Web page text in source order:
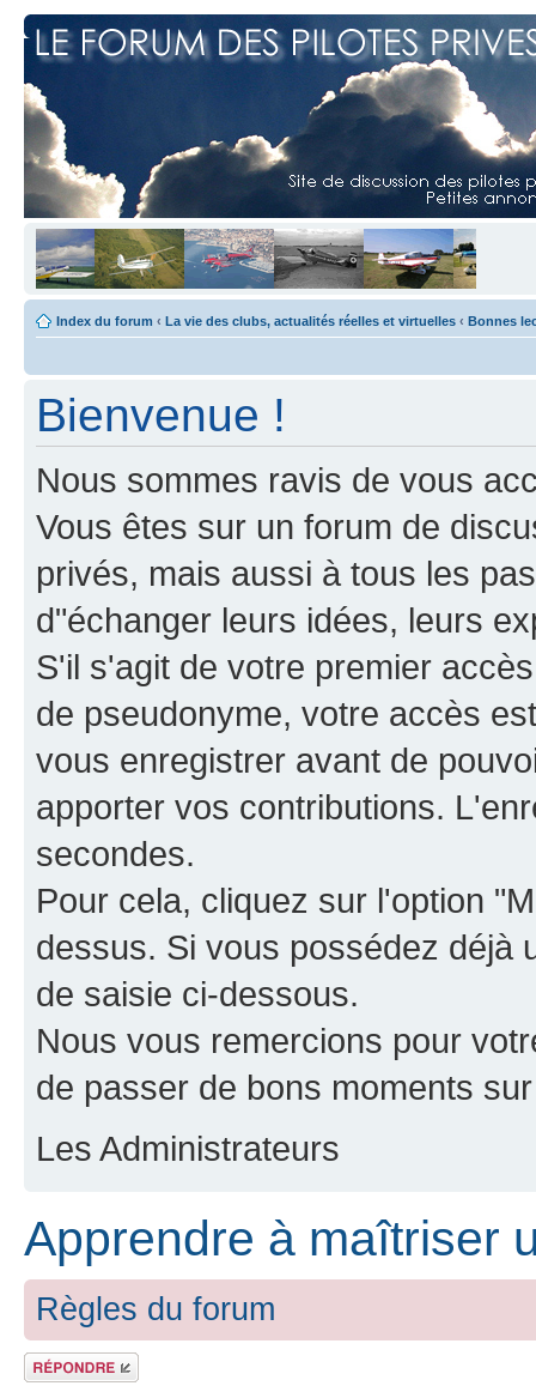
Index du forum ‹ La vie des clubs, actualités réelles et virtuelles ‹ Bonnes
Bienvenue !
Nous sommes ravis de vous
Vous êtes sur un forum de
privés, mais aussi à tous les
d"échanger leurs idées, leurs
S'il s'agit de votre premier
de pseudonyme, votre accès
vous enregistrer avant de
apporter vos contributions.
secondes.
Pour cela, cliquez sur l'option
dessus. Si vous possédez déjà
de saisie ci-dessous.
Nous vous remercions pour
de passer de bons moments
Les Administrateurs
Apprendre à maîtriser
Règles du forum
Répondre